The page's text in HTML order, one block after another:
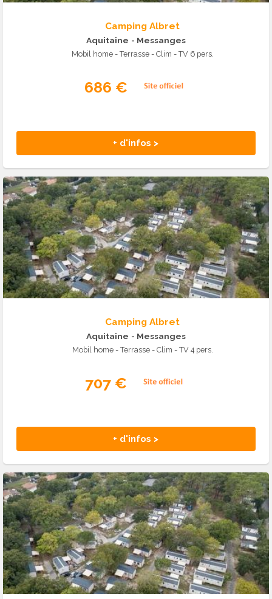
Camping Albret
Aquitaine - Messanges
Mobil home - Terrasse - Clim - TV 6 pers.
686 €
+ d'infos >
Camping Albret
Aquitaine - Messanges
Mobil home - Terrasse - Clim - TV 4 pers.
707 €
+ d'infos >